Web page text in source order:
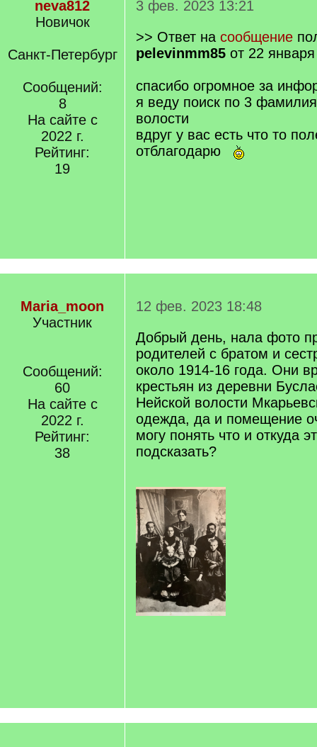
neva812
Новичок
Санкт-Петербург
Сообщений:
8
На сайте с
2022 г.
Рейтинг:
19
3 фев. 2023 13:21
>> Ответ на сообщение
pelevinmm85 от 22
спасибо огромное за
я веду поиск по 3
волости
вдруг у вас есть что то
отблагодарю
Maria_moon
Участник
Сообщений:
60
На сайте с
2022 г.
Рейтинг:
38
12 фев. 2023 18:48
Добрый день, нала фото
родителей с братом и
около 1914-16 года. Они
крестьян из деревни
Нейской волости
одежда, да и помещение
могу понять что и откуда
подсказать?